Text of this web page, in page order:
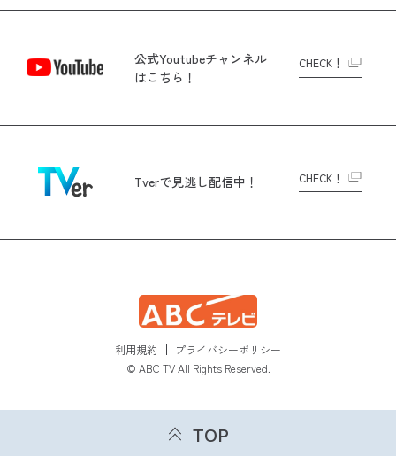
公式Youtubeチャンネル
はこちら！
CHECK！
Tverで見逃し配信中！ CHECK！
利用規約
プライバシーポリシー
© ABC TV All Rights Reserved.
TOP